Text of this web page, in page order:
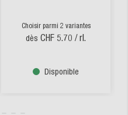
Choisir parmi 2 variantes
dès CHF 5.70 / rl.
Disponible